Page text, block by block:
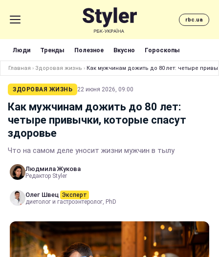
rbc.ua
Люди Тренды Полезное Вкусно Гороскопы
Главная › Здоровая жизнь › Как мужчинам дожить до 80 лет: четыре
ЗДОРОВАЯ ЖИЗНЬ 22 июня 2026, 09:00
Как мужчинам дожить до 80 лет:
четыре привычки, которые спасут
здоровье
Что на самом деле уносит жизни мужчин в тылу
Людмила Жукова
Редактор Styler
Олег Швец Эксперт
диетолог и гастроэнтеролог, PhD